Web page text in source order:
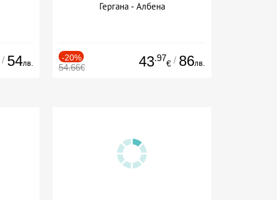
/ 54лв.
Гергана - Албена
-20%
54.66€ 43.97
€ / 86лв.